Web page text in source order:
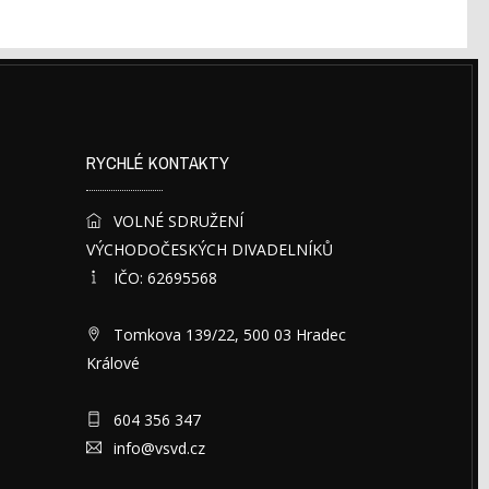
RYCHLÉ KONTAKTY
VOLNÉ SDRUŽENÍ
VÝCHODOČESKÝCH DIVADELNÍKŮ
IČO: 62695568
Tomkova 139/22, 500 03 Hradec
Králové
604 356 347
info@vsvd.cz